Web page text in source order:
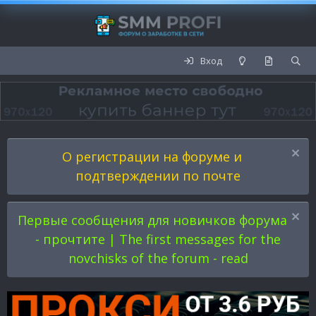
Вход
О регистрации на форуме и
подтверждении по почте
Первые сообщения для новичков форума
- прочтите | The first messages for the
novchisks of the forum - read